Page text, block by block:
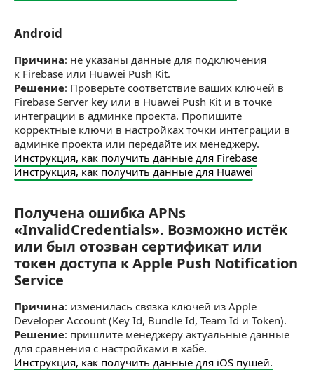
Android
Android
Причина: не указаны данные для подключения
к Firebase или Huawei Push Kit.
Решение: Проверьте соответствие ваших ключей в
Firebase Server key или в Huawei Push Kit и в точке
интеграции в админке проекта. Пропишите
корректные ключи в настройках точки интеграции в
админке проекта или передайте их менеджеру.
Инструкция, как получить данные для Firebase
Инструкция, как получить данные для Huawei
Получена ошибка APNs
Получена ошибка APNs
«InvalidCredentials». Возможно истёк
или был отозван сертификат или
токен доступа к Apple Push Notification
Service
Причина: изменилась связка ключей из Apple
Developer Account (Key Id, Bundle Id, Team Id и Token).
Решение: пришлите менеджеру актуальные данные
для сравнения с настройками в хабе.
Инструкция, как получить данные для iOS пушей.